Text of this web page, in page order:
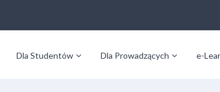
Dla Studentów Dla Prowadzących e-